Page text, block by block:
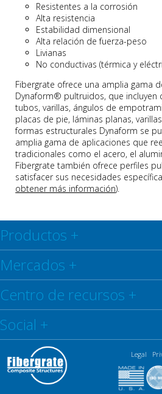
Resistentes a la corrosión
Alta resistencia
Estabilidad dimensional
Alta relación de fuerza-peso
Livianas
No conductivas (térmica y
Fibergrate ofrece una amplia gama
Dynaform® pultruidos, que incluyen
tubos, varillas, ángulos de
placas de pie, láminas planas,
formas estructurales Dynaform se
amplia gama de aplicaciones que
tradicionales como el acero, el
Fibergrate también ofrece perfiles
satisfacer sus necesidades
obtener más información).
Productos +
Mercados +
Centro de recursos +
Social +
Legal